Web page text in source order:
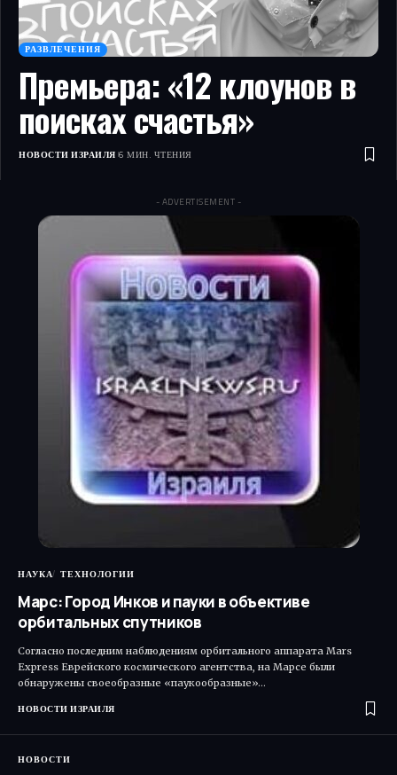
РАЗВЛЕЧЕНИЯ
Премьера: «12 клоунов в
поисках счастья»
НОВОСТИ ИЗРАИЛЯ 6 МИН. ЧТЕНИЯ
- ADVERTISEMENT -
НАУКА ТЕХНОЛОГИИ
Марс: Город Инков и пауки в объективе
орбитальных спутников
Согласно последним наблюдениям орбитального аппарата Mars
Express Еврейского космического агентства, на Марсе были
обнаружены своеобразные «паукообразные»…
НОВОСТИ ИЗРАИЛЯ
НОВОСТИ